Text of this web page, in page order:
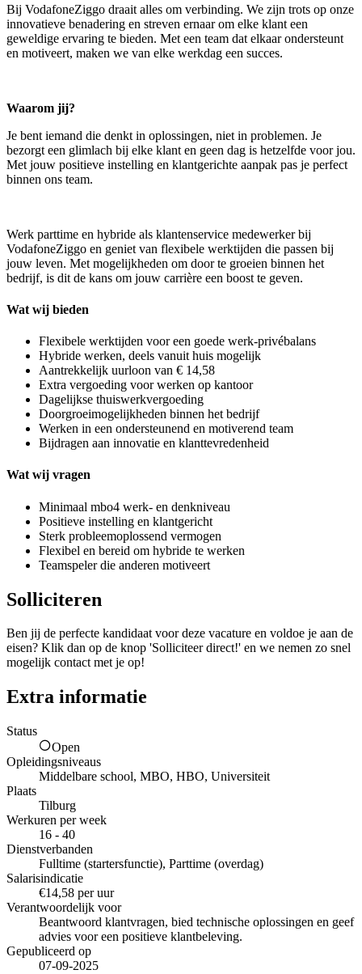
Bij VodafoneZiggo draait alles om verbinding. We zijn trots op onze
innovatieve benadering en streven ernaar om elke klant een
geweldige ervaring te bieden. Met een team dat elkaar ondersteunt
en motiveert, maken we van elke werkdag een succes.
Waarom jij?
Je bent iemand die denkt in oplossingen, niet in problemen. Je
bezorgt een glimlach bij elke klant en geen dag is hetzelfde voor jou.
Met jouw positieve instelling en klantgerichte aanpak pas je perfect
binnen ons team.
Werk parttime en hybride als klantenservice medewerker bij
VodafoneZiggo en geniet van flexibele werktijden die passen bij
jouw leven. Met mogelijkheden om door te groeien binnen het
bedrijf, is dit de kans om jouw carrière een boost te geven.
Wat wij bieden
Flexibele werktijden voor een goede werk-privébalans
Hybride werken, deels vanuit huis mogelijk
Aantrekkelijk uurloon van € 14,58
Extra vergoeding voor werken op kantoor
Dagelijkse thuiswerkvergoeding
Doorgroeimogelijkheden binnen het bedrijf
Werken in een ondersteunend en motiverend team
Bijdragen aan innovatie en klanttevredenheid
Wat wij vragen
Minimaal mbo4 werk- en denkniveau
Positieve instelling en klantgericht
Sterk probleemoplossend vermogen
Flexibel en bereid om hybride te werken
Teamspeler die anderen motiveert
Solliciteren
Ben jij de perfecte kandidaat voor deze vacature en voldoe je aan de
eisen? Klik dan op de knop 'Solliciteer direct!' en we nemen zo snel
mogelijk contact met je op!
Extra informatie
Status
Open
Opleidingsniveaus
Middelbare school, MBO, HBO, Universiteit
Plaats
Tilburg
Werkuren per week
16 - 40
Dienstverbanden
Fulltime (startersfunctie), Parttime (overdag)
Salarisindicatie
€14,58 per uur
Verantwoordelijk voor
Beantwoord klantvragen, bied technische oplossingen en geef
advies voor een positieve klantbeleving.
Gepubliceerd op
07-09-2025